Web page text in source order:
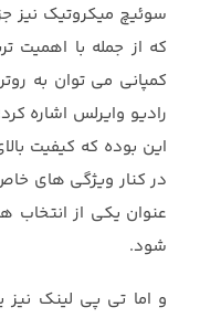
سوئیچ میکروتیک نیز
که از جمله با اهمیت
کمپانی می توان به
رادیو وایرلس اشاره
این بوده که کیفیت
در کنار ویژگی های
عنوان یکی از انتخاب
شود.
و اما تی پی لینک